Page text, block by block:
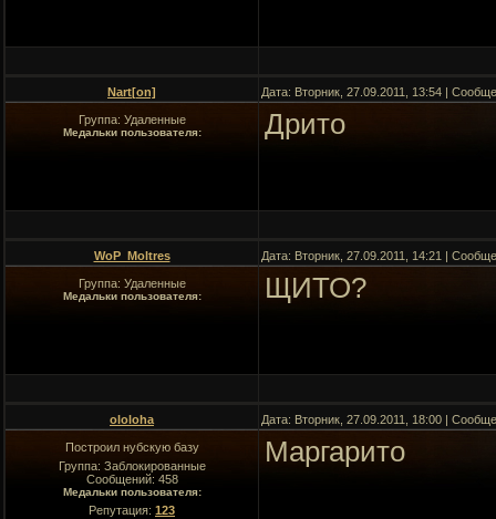
Nart[on] Дата: Вторник, 27.09.2011, 13:54 |
Группа: Удаленные
Медальки пользователя: Дрито
WoP_Moltres Дата: Вторник, 27.09.2011, 14:21 |
Группа: Удаленные
Медальки пользователя: ЩИТО?
ololoha Дата: Вторник, 27.09.2011, 18:00 |
Построил нубскую базу
Группа: Заблокированные
Сообщений: 458
Медальки пользователя:
Репутация: 123
Маргарито